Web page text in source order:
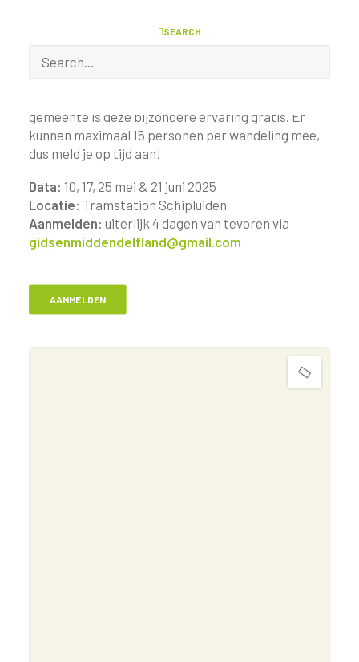
SEARCH
weidevogels – vrij als een vogel in de lucht.
De wandeling start en eindigt bij het Tramstation
gemeente is deze bijzondere ervaring gratis. Er
kunnen maximaal 15 personen per wandeling mee,
dus meld je op tijd aan!
Data: 10, 17, 25 mei & 21 juni 2025
Locatie: Tramstation Schipluiden
Aanmelden: uiterlijk 4 dagen van tevoren via
gidsenmiddendelfland@gmail.com
AANMELDEN